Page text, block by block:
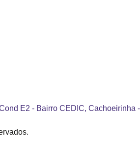
E2 - Bairro CEDIC, Cachoeirinha